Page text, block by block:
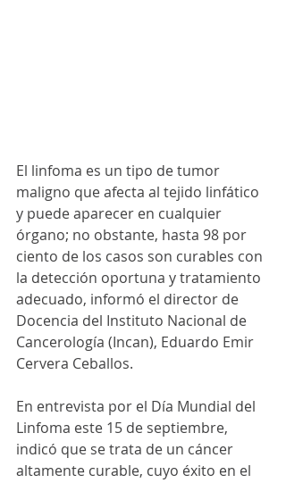
El linfoma es un tipo de tumor
maligno que afecta al tejido linfático
y puede aparecer en cualquier
órgano; no obstante, hasta 98 por
ciento de los casos son curables con
la detección oportuna y tratamiento
adecuado, informó el director de
Docencia del Instituto Nacional de
Cancerología (Incan), Eduardo Emir
Cervera Ceballos.
En entrevista por el Día Mundial del
Linfoma este 15 de septiembre,
indicó que se trata de un cáncer
altamente curable, cuyo éxito en el